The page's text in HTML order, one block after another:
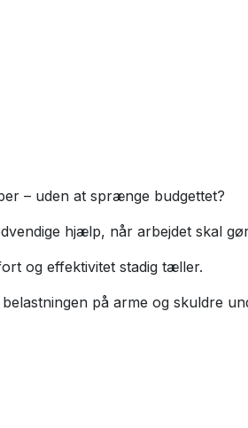
– uden at sprænge budgettet?
hjælp, når arbejdet skal
og effektivitet stadig tæller.
på arme og skuldre